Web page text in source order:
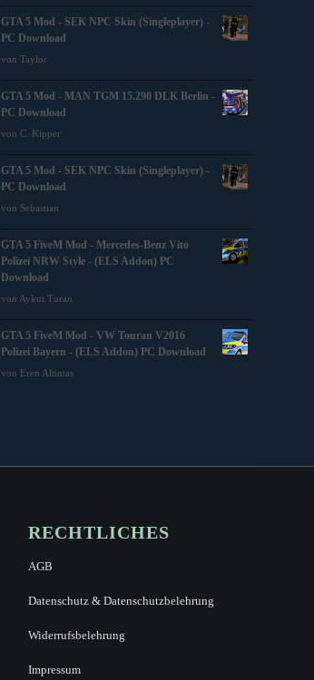
GTA 5 Mod - SEK NPC Skin (Singleplayer) -
PC Download
von Taylor
GTA 5 Mod - MAN TGM 15.290 DLK Berlin -
PC Download
von C. Kipper
GTA 5 Mod - SEK NPC Skin (Singleplayer) -
PC Download
von Sebastian
GTA 5 FiveM Mod - Mercedes-Benz Vito
Polizei NRW Style - (ELS Addon) PC
Download
von Aykut Turan
GTA 5 FiveM Mod - VW Touran V2016
Polizei Bayern - (ELS Addon) PC Download
von Eren Altintas
RECHTLICHES
AGB
Datenschutz & Datenschutzbelehrung
Widerrufsbelehrung
Impressum